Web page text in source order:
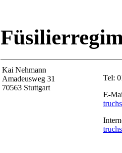
Kai Nehmann
Amadeusweg 31
70563 Stuttgart
Tel:
E-